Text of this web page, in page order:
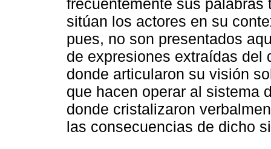
frecuentemente sus
sitúan los actores en su
pues, no son presentados
de expresiones extraídas del
donde articularon su visión
que hacen operar al sistema
donde cristalizaron
las consecuencias de dicho